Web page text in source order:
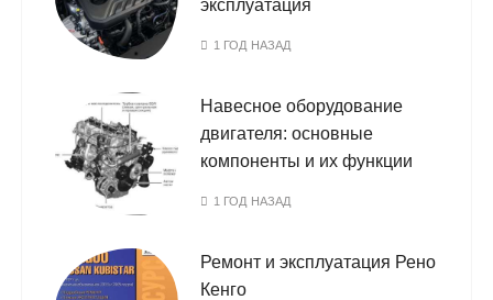
эксплуатация
1 ГОД НАЗАД
Навесное оборудование
двигателя: основные
компоненты и их функции
1 ГОД НАЗАД
Ремонт и эксплуатация Рено
Кенго